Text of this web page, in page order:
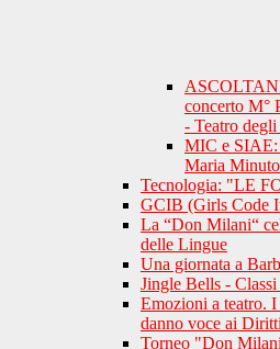
concerto M°
- Teatro
MIC e
Maria
Tecnologia: "LE
GCIB (Girls Code
La “Don Milani“
delle Lingue
Una giornata a
Jingle Bells -
Emozioni a teatro.
danno voce ai
Torneo "Don